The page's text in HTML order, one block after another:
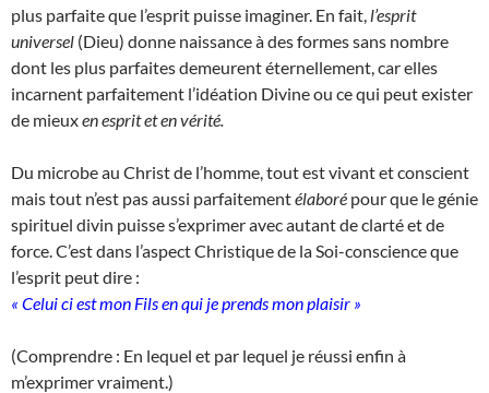
plus parfaite que l’esprit puisse imaginer. En fait, l’esprit
universel (Dieu) donne naissance à des formes sans nombre
dont les plus parfaites demeurent éternellement, car elles
incarnent parfaitement l’idéation Divine ou ce qui peut exister
de mieuxen esprit et en vérité.
Du microbe au Christ de l’homme, tout est vivant et conscient
mais tout n’est pas aussi parfaitementélaboré pour que le génie
spirituel divin puisse s’exprimer avec autant de clarté et de
force. C’est dans l’aspect Christique de la Soi-conscience que
l’esprit peut dire :
« Celui ci est mon Fils en qui je prends mon plaisir »
(Comprendre : En lequel et par lequel je réussi enfin à
m’exprimer vraiment.)